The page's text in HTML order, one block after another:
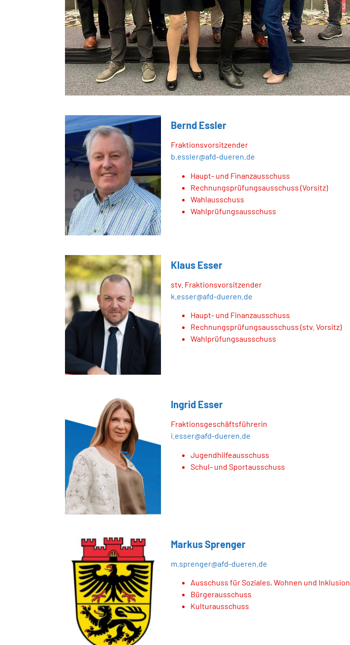
Bernd Essler
Fraktionsvorsitzender
b.essler@afd-dueren.de
Haupt- und Finanzausschuss
Rechnungsprüfungsausschuss (Vorsitz)
Wahlausschuss
Wahlprüfungsausschuss
Klaus Esser
stv. Fraktionsvorsitzender
k.esser@afd-dueren.de
Haupt- und Finanzausschuss
Rechnungsprüfungsausschuss (stv. Vorsitz)
Wahlprüfungsausschuss
Ingrid Esser
Fraktionsgeschäftsführerin
i.esser@afd-dueren.de
Jugendhilfeausschuss
Schul- und Sportausschuss
Markus Sprenger
m.sprenger@afd-dueren.de
Ausschuss für Soziales, Wohnen und Inklusion
Bürgerausschuss
Kulturausschuss